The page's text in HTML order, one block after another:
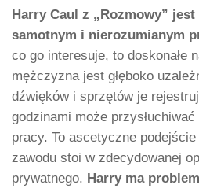
Harry Caul z „Rozmowy”
samotnym i nierozumianym
co go interesuje, to doskonałe
mężczyzna jest głęboko
dźwięków i sprzętów je
godzinami może
pracy. To ascetyczne
zawodu stoi w zdecydowanej
prywatnego. Harry ma